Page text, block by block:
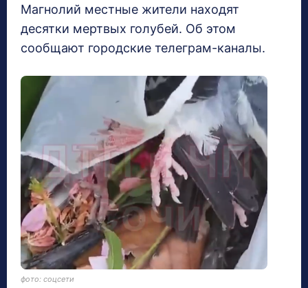
Магнолий местные жители находят
десятки мертвых голубей. Об этом
сообщают городские телеграм-каналы.
фото: соцсети